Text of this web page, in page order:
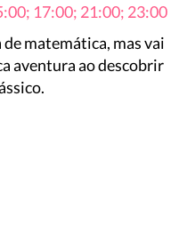
17:00; 21:00; 23:00
matemática, mas vai
aventura ao descobrir